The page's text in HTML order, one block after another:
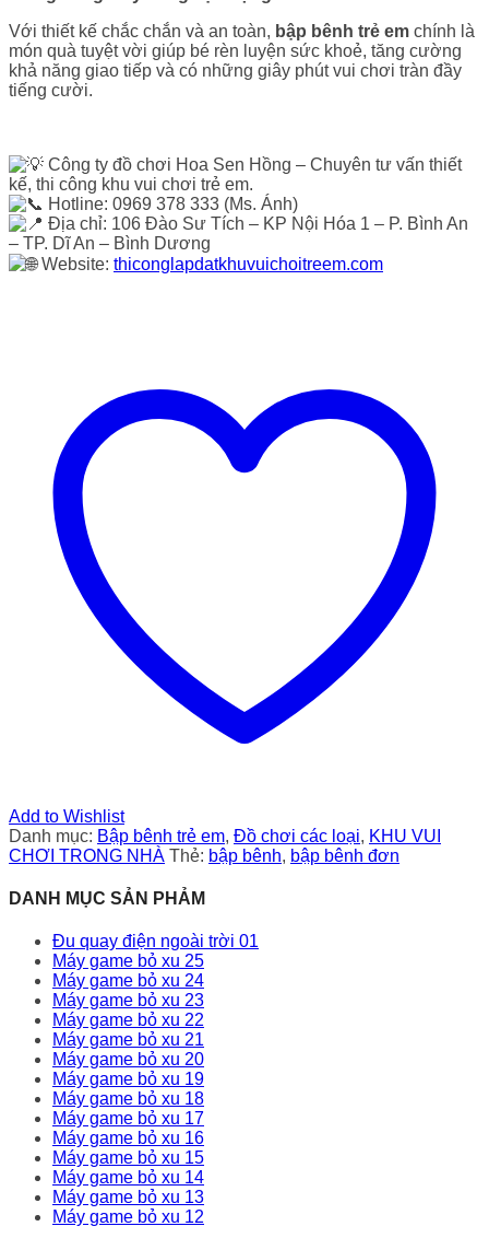
Với thiết kế chắc chắn và an toàn, bập bênh trẻ em chính là
món quà tuyệt vời giúp bé rèn luyện sức khoẻ, tăng cường
khả năng giao tiếp và có những giây phút vui chơi tràn đầy
tiếng cười.
Công ty đồ chơi Hoa Sen Hồng – Chuyên tư vấn thiết
kế, thi công khu vui chơi trẻ em.
Hotline: 0969 378 333 (Ms. Ánh)
Địa chỉ: 106 Đào Sư Tích – KP Nội Hóa 1 – P. Bình An
– TP. Dĩ An – Bình Dương
Website: thiconglapdatkhuvuichoitreem.com
Add to Wishlist
Danh mục: Bập bênh trẻ em, Đồ chơi các loại, KHU VUI
CHƠI TRONG NHÀ Thẻ: bập bênh, bập bênh đơn
DANH MỤC SẢN PHẢM
Đu quay điện ngoài trời 01
Máy game bỏ xu 25
Máy game bỏ xu 24
Máy game bỏ xu 23
Máy game bỏ xu 22
Máy game bỏ xu 21
Máy game bỏ xu 20
Máy game bỏ xu 19
Máy game bỏ xu 18
Máy game bỏ xu 17
Máy game bỏ xu 16
Máy game bỏ xu 15
Máy game bỏ xu 14
Máy game bỏ xu 13
Máy game bỏ xu 12